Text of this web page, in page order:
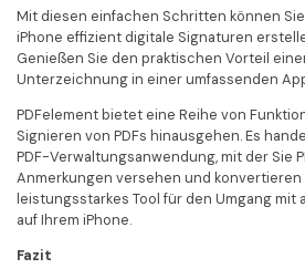
Mit diesen einfachen Schritten können
iPhone effizient digitale Signaturen
Genießen Sie den praktischen Vorteil
Unterzeichnung in einer umfassenden
PDFelement bietet eine Reihe von
Signieren von PDFs hinausgehen. Es
PDF-Verwaltungsanwendung, mit der Sie
Anmerkungen versehen und konvertieren
leistungsstarkes Tool für den Umgang mit
auf Ihrem iPhone.
Fazit